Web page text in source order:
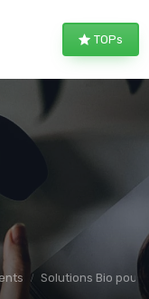
TOPs
Solutions Bio pour